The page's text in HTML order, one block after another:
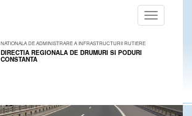
Toggle
navigation
NATIONALA DE ADMINISTRARE A INFRASTRUCTURII RUTIERE
DIRECTIA REGIONALA DE DRUMURI SI PODURI
CONSTANTA